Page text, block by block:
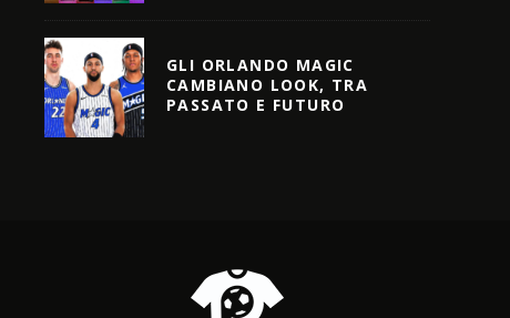
GLI ORLANDO MAGIC
CAMBIANO LOOK, TRA
PASSATO E FUTURO